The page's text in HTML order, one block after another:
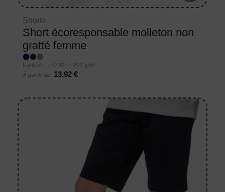
Shorts
Short écoresponsable molleton non
gratté femme
Kariban — K799 — 300 g/m²
À partir de
13,92 €